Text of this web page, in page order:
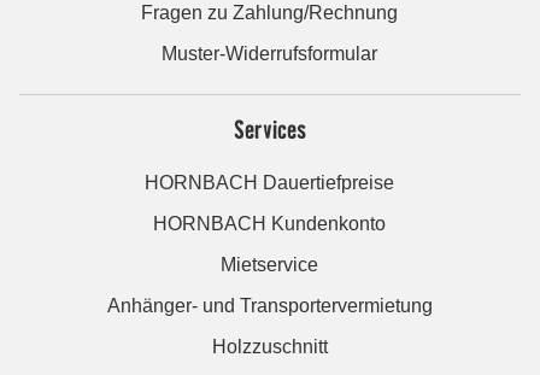
Fragen zu Zahlung/Rechnung
Muster-Widerrufsformular
Services
HORNBACH Dauertiefpreise
HORNBACH Kundenkonto
Mietservice
Anhänger- und Transportervermietung
Holzzuschnitt